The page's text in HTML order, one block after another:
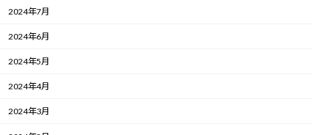
2024年7月
2024年6月
2024年5月
2024年4月
2024年3月